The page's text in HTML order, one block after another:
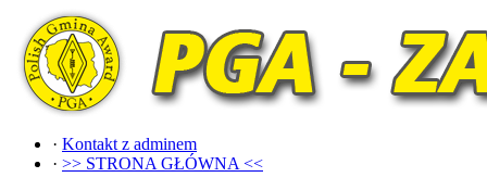
· Kontakt z adminem
· >> STRONA GŁÓWNA <<